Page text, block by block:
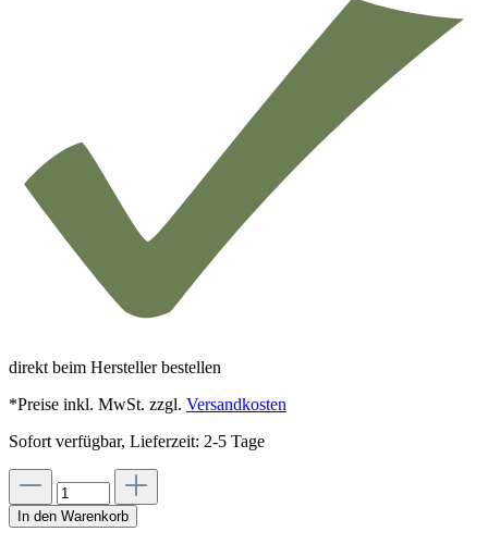
direkt beim Hersteller bestellen
*Preise inkl. MwSt. zzgl. Versandkosten
Sofort verfügbar, Lieferzeit: 2-5 Tage
In den Warenkorb